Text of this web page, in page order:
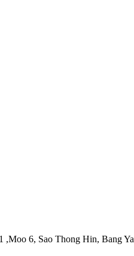
,Moo 6, Sao Thong Hin, Bang